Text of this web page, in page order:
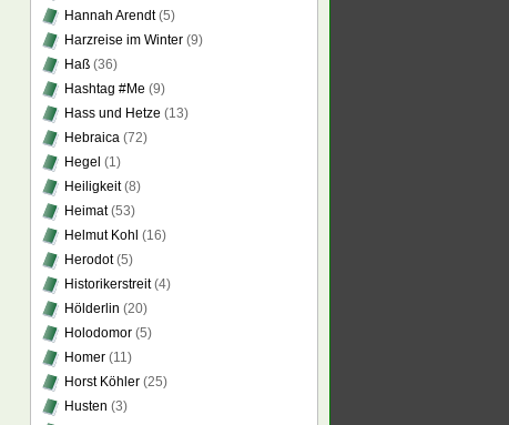
Hannah Arendt(5)
Harzreise im Winter (9)
Haß (36)
Hashtag #Me (9)
Hass und Hetze (13)
Hebraica (72)
Hegel (1)
Heiligkeit(8)
Heimat(53)
Helmut Kohl (16)
Herodot(5)
Historikerstreit(4)
Hölderlin (20)
Holodomor (5)
Homer (11)
Horst Köhler (25)
Husten (3)